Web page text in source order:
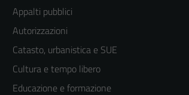
Appalti pubblici
Autorizzazioni
Catasto, urbanistica e SUE
Cultura e tempo libero
Educazione e formazione